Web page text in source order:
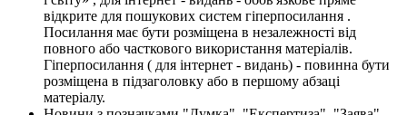
відкрите для пошукових систем гіперпосилання .
Посилання має бути розміщена в незалежності від
повного або часткового використання матеріалів.
Гіперпосилання ( для інтернет - видань) - повинна бути
розміщена в підзаголовку або в першому абзаці
матеріалу.